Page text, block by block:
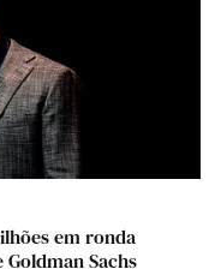
em ronda
Sachs